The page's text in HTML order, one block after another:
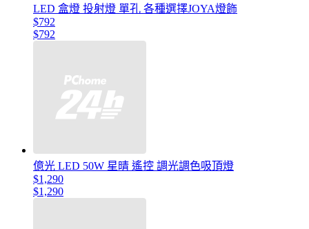
LED 盒燈 投射燈 單孔 各種選擇JOYA燈飾
$792
$792
億光 LED 50W 星晴 遙控 調光調色吸頂燈
$1,290
$1,290